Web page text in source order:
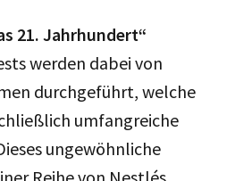
21. Jahrhundert“
werden dabei von
durchgeführt, welche
umfangreiche
ungewöhnliche